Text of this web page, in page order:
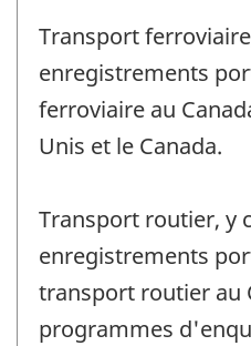
Transport
enregistrements
ferroviaire au
Unis et le Canada.
Transport routier, y
enregistrements
transport routier au
programmes